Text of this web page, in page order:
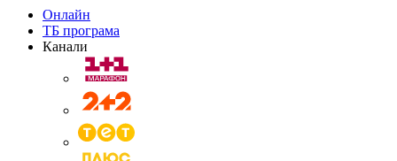
Онлайн
ТБ програма
Канали